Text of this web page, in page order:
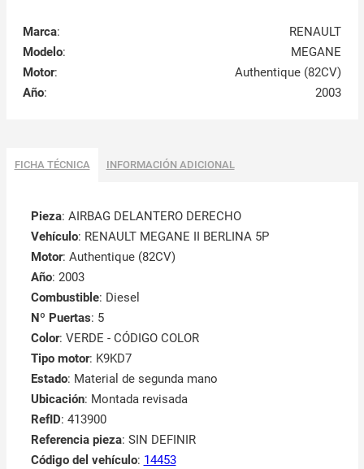
Marca:
RENAULT
Modelo:
MEGANE
Motor:
Authentique (82CV)
Año: 2003
FICHA TÉCNICA INFORMACIÓN ADICIONAL
Pieza: AIRBAG DELANTERO DERECHO
Vehículo: RENAULT MEGANE II BERLINA 5P
Motor: Authentique (82CV)
Año: 2003
Combustible: Diesel
Nº Puertas: 5
Color: VERDE - CÓDIGO COLOR
Tipo motor: K9KD7
Estado: Material de segunda mano
Ubicación: Montada revisada
RefID: 413900
Referencia pieza: SIN DEFINIR
Código del vehículo: 14453